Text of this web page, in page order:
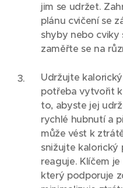
jim se udržet.
plánu cvičení se
shyby nebo cviky
zaměřte se na
Udržujte
potřeba vytvořit
to, abyste jej
rychlé hubnutí a
může vést k
snižujte kalorický
reaguje. Klíčem
který podporuje